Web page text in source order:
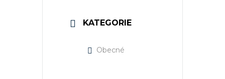
KATEGORIE
Obecné